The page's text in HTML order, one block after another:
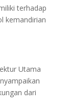
terhadap
kemandirian
Utama
dari